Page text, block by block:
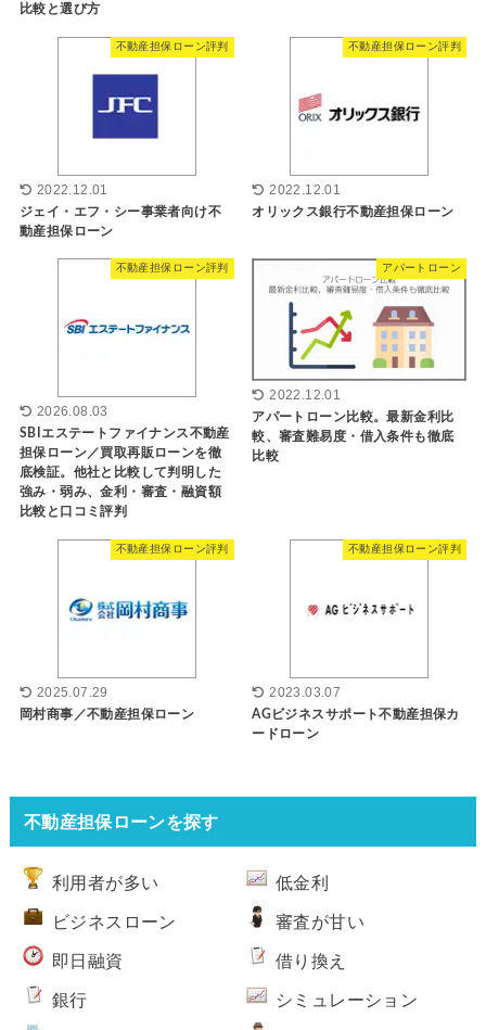
比較と選び方
不動産担保ローン評判
2022.12.01
ジェイ・エフ・シー事業者向け不
動産担保ローン
不動産担保ローン評判
2022.12.01
オリックス銀行不動産担保ローン
不動産担保ローン評判
2026.08.03
SBIエステートファイナンス不動産
担保ローン／買取再販ローンを徹
底検証。他社と比較して判明した
強み・弱み、金利・審査・融資額
比較と口コミ評判
アパートローン
2022.12.01
アパートローン比較。最新金利比
較、審査難易度・借入条件も徹底
比較
不動産担保ローン評判
2025.07.29
岡村商事／不動産担保ローン
不動産担保ローン評判
2023.03.07
AGビジネスサポート不動産担保カ
ードローン
不動産担保ローンを探す
利用者が多い 低金利
ビジネスローン 審査が甘い
即日融資 借り換え
銀行 シミュレーション